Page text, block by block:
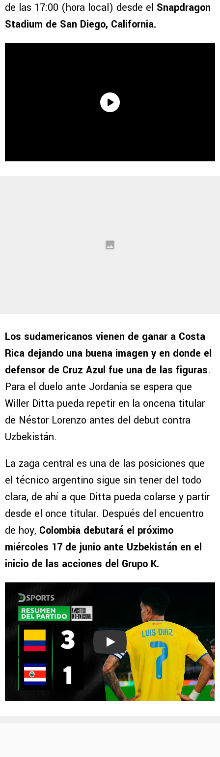
de las 17:00 (hora local) desde el Snapdragon
Stadium de San Diego, California.
Los sudamericanos vienen de ganar a Costa
Rica dejando una buena imagen y en donde el
defensor de Cruz Azul fue una de las figuras.
Para el duelo ante Jordania se espera que
Willer Ditta pueda repetir en la oncena titular
de Néstor Lorenzo antes del debut contra
Uzbekistán.
La zaga central es una de las posiciones que
el técnico argentino sigue sin tener del todo
clara, de ahí a que Ditta pueda colarse y partir
desde el once titular. Después del encuentro
de hoy, Colombia debutará el próximo
miércoles 17 de junio ante Uzbekistán en el
inicio de las acciones del Grupo K.
Play